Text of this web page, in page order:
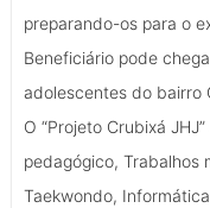
preparando-os para o
Beneficiário pode
adolescentes do bairro
O “Projeto Crubixá
pedagógico, Trabalhos
Taekwondo,